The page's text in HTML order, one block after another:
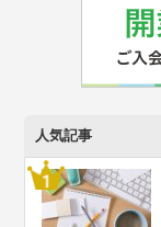
人気記事